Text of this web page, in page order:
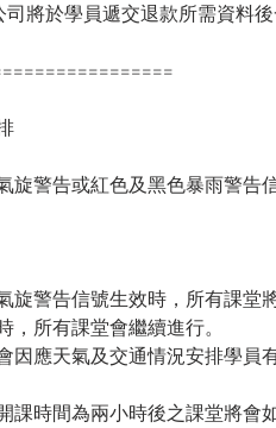
將於學員遞交退款所需資料
旋警告或紅色及黑色暴雨警告
旋警告信號生效時，所有課堂
所有課堂會繼續進行。
因應天氣及交通情況安排學員
課時間為兩小時後之課堂將會